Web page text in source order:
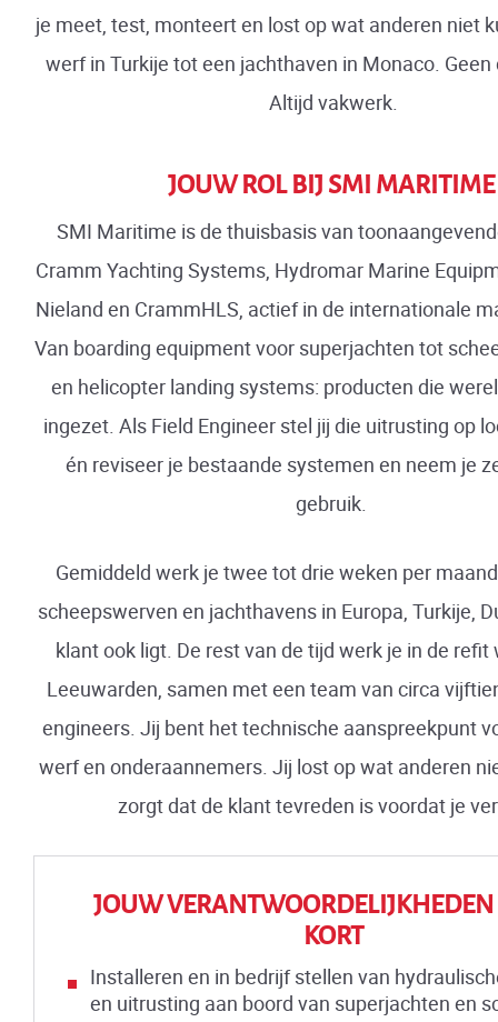
je meet, test, monteert en lost op wat anderen niet
werf in Turkije tot een jachthaven in Monaco.
Altijd vakwerk.
JOUW ROL BIJ SMI MARITIME
SMI Maritime is de thuisbasis van
Cramm Yachting Systems, Hydromar Marine
Nieland en CrammHLS, actief in de internationale
Van boarding equipment voor superjachten tot
en helicopter landing systems: producten die
ingezet. Als Field Engineer stel jij die uitrusting op
én reviseer je bestaande systemen en neem je
gebruik.
Gemiddeld werk je twee tot drie weken per
scheepswerven en jachthavens in Europa, Turkije,
klant ook ligt. De rest van de tijd werk je in de
Leeuwarden, samen met een team van circa
engineers. Jij bent het technische aanspreekpunt
werf en onderaannemers. Jij lost op wat anderen
zorgt dat de klant tevreden is voordat je
JOUW
KORT
Installeren en in bedrijf stellen van
en uitrusting aan boord van superjachten en